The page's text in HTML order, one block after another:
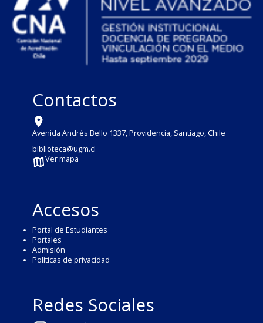
Contactos
Avenida Andrés Bello 1337, Providencia, Santiago, Chile
biblioteca@ugm.cl
Ver mapa
Accesos
Portal de Estudiantes
Portales
Admisión
Políticas de privacidad
Redes Sociales